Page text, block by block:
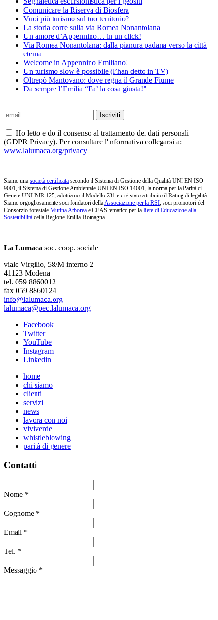
Comunicare la Riserva di Biosfera
Vuoi più turismo sul tuo territorio?
La storia corre sulla via Romea Nonantolana
Un amore d’Appennino… in un click!
Via Romea Nonantolana: dalla pianura padana verso la città
eterna
Welcome in Appennino Emiliano!
Un turismo slow è possibile (l’han detto in TV)
Oltrepò Mantovano: dove regna il Grande Fiume
Da sempre l’Emilia “Fa’ la cosa giusta!”
Ho letto e do il consenso al trattamento dei dati personali
(GDPR Privacy). Per consultare l'informativa collegarsi a:
www.lalumaca.org/privacy
Siamo una società certificata secondo il Sistema di Gestione della Qualità UNI EN ISO
9001, il Sistema di Gestione Ambientale UNI EN ISO 14001, la norma per la Parità di
Genere UNI PdR 125, adottiamo il Modello 231 e ci è stato attribuito il Rating di legalità.
Siamo orgogliosamente soci fondatori dellaAssociazione per la RSI, soci promotori del
Consorzio forestale Mutina Arborea e CEAS tematico per la Rete di Educazione alla
Sostenibilità della Regione Emilia-Romagna
La Lumaca soc. coop. sociale
viale Virgilio, 58/M interno 2
41123 Modena
tel. 059 8860012
fax 059 8860124
info@lalumaca.org
lalumaca@pec.lalumaca.org
Facebook
Twitter
YouTube
Instagram
Linkedin
home
chi siamo
clienti
servizi
news
lavora con noi
viviverde
whistleblowing
parità di genere
Contatti
Nome *
Cognome *
Email *
Tel. *
Messaggio *